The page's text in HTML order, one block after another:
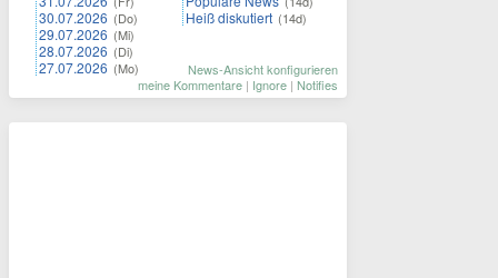
30.07.2026 (Do)
29.07.2026 (Mi)
28.07.2026 (Di)
27.07.2026 (Mo)
Heiß diskutiert (14d)
News-Ansicht konfigurieren
meine Kommentare | Ignore | Notifies